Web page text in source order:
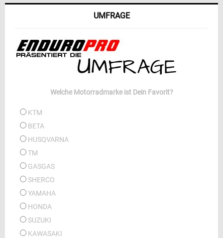
UMFRAGE
Welche Motorradmarke ist Dein Favorit?
KTM
BETA
HUSQVARNA
TM
GASGAS
SHERCO
YAMAHA
HONDA
SUZUKI
KAWASAKI